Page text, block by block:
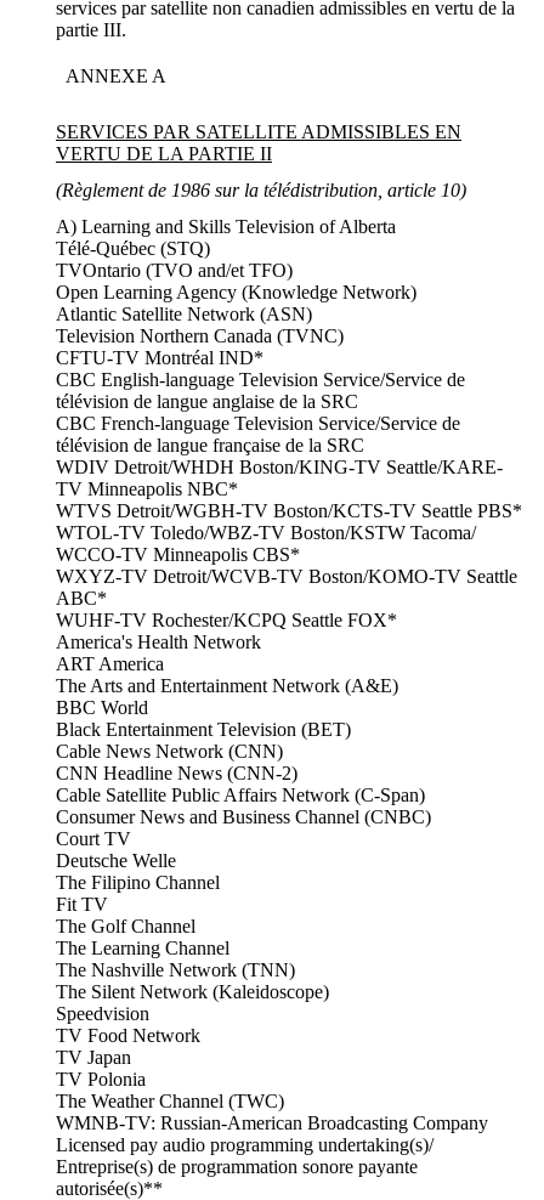
services par satellite non canadien admissibles en vertu de la
partie III.
ANNEXE A
SERVICES PAR SATELLITE ADMISSIBLES EN
VERTU DE LA PARTIE II
(Règlement de 1986 sur la télédistribution, article 10)
A) Learning and Skills Television of Alberta
Télé-Québec (STQ)
TVOntario (TVO and/et TFO)
Open Learning Agency (Knowledge Network)
Atlantic Satellite Network (ASN)
Television Northern Canada (TVNC)
CFTU-TV Montréal IND*
CBC English-language Television Service/Service de
télévision de langue anglaise de la SRC
CBC French-language Television Service/Service de
télévision de langue française de la SRC
WDIV Detroit/WHDH Boston/KING-TV Seattle/KARE-
TV Minneapolis NBC*
WTVS Detroit/WGBH-TV Boston/KCTS-TV Seattle PBS*
WTOL-TV Toledo/WBZ-TV Boston/KSTW Tacoma/
WCCO-TV Minneapolis CBS*
WXYZ-TV Detroit/WCVB-TV Boston/KOMO-TV Seattle
ABC*
WUHF-TV Rochester/KCPQ Seattle FOX*
America's Health Network
ART America
The Arts and Entertainment Network (A&E)
BBC World
Black Entertainment Television (BET)
Cable News Network (CNN)
CNN Headline News (CNN-2)
Cable Satellite Public Affairs Network (C-Span)
Consumer News and Business Channel (CNBC)
Court TV
Deutsche Welle
The Filipino Channel
Fit TV
The Golf Channel
The Learning Channel
The Nashville Network (TNN)
The Silent Network (Kaleidoscope)
Speedvision
TV Food Network
TV Japan
TV Polonia
The Weather Channel (TWC)
WMNB-TV: Russian-American Broadcasting Company
Licensed pay audio programming undertaking(s)/
Entreprise(s) de programmation sonore payante
autorisée(s)**